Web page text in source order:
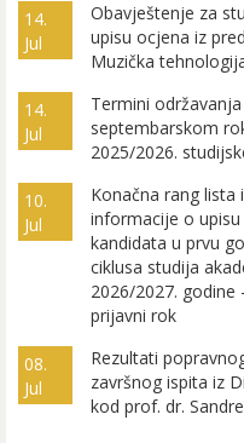
14.
Jul
Obavještenje za
upisu ocjena iz
Muzička
14.
Jul
Termini
septembarskom
2025/2026.
10.
Jul
Konačna rang lista i
informacije o upisu
kandidata u prvu
ciklusa studija
2026/2027. godine
prijavni rok
08.
Jul
Rezultati
završnog ispita iz
kod prof. dr.